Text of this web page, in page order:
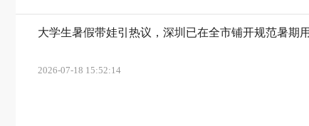
大学生暑假带娃引热议，深圳已在全市铺开规范暑期
2026-07-18 15:52:14